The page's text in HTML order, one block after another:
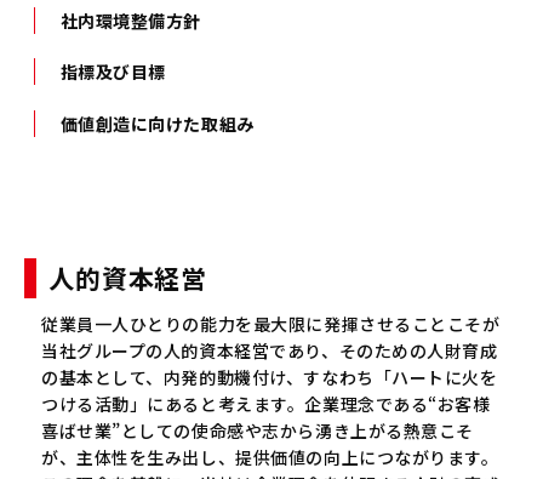
社内環境整備方針
指標及び目標
価値創造に向けた取組み
人的資本経営
従業員一人ひとりの能力を最大限に発揮させることこそが
当社グループの人的資本経営であり、そのための人財育成
の基本として、内発的動機付け、すなわち「ハートに火を
つける活動」にあると考えます。企業理念である“お客様
喜ばせ業”としての使命感や志から湧き上がる熱意こそ
が、主体性を生み出し、提供価値の向上につながります。